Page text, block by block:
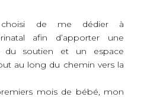
choisi de me dédier à
afin d’apporter une
du soutien et un espace
au long du chemin vers la
mois de bébé, mon